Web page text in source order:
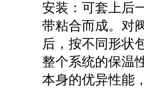
安装：可套上后
带粘合而成。对
后，按不同形状
整个系统的保温
本身的优异性能